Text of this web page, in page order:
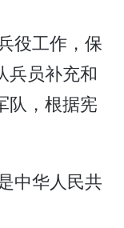
役工作，保
兵员补充和
队，根据宪
中华人民共